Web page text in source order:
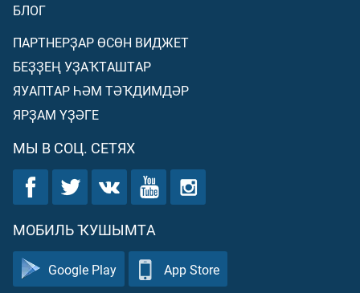
БЛОГ
ПАРТНЕРҘАР ӨСӨН ВИДЖЕТ
БЕҘҘЕҢ УҘАҠТАШТАР
ЯУАПТАР ҺӘМ ТӘҠДИМДӘР
ЯРҘАМ ҮҘӘГЕ
МЫ В СОЦ. СЕТЯХ
МОБИЛЬ ҠУШЫМТА
Google Play App Store